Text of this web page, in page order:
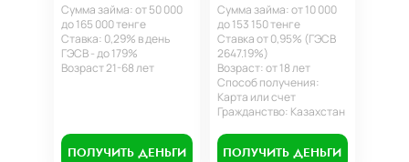
Сумма займа: от 50 000
до 165 000 тенге
Ставка: 0,29% в день
ГЭСВ - до 179%
Возраст 21-68 лет
ПОЛУЧИТЬ ДЕНЬГИ
Сумма займа: от 10 000
до 153 150 тенге
Ставка от 0,95% (ГЭСВ
2647.19%)
Возраст: от 18 лет
Способ получения:
Карта или счет
Гражданство: Казахстан
ПОЛУЧИТЬ ДЕНЬГИ